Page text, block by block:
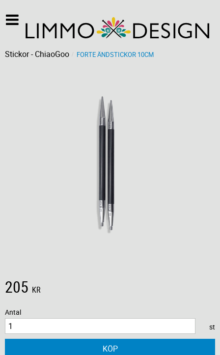
Stickor - ChiaoGoo FORTE ÄNDSTICKOR 10CM
205 KR
Antal
st
KÖP